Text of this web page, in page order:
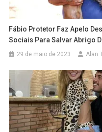
Fábio Protetor Faz Apelo
Sociais Para Salvar Abrigo
29 de maio de 2023 Alan